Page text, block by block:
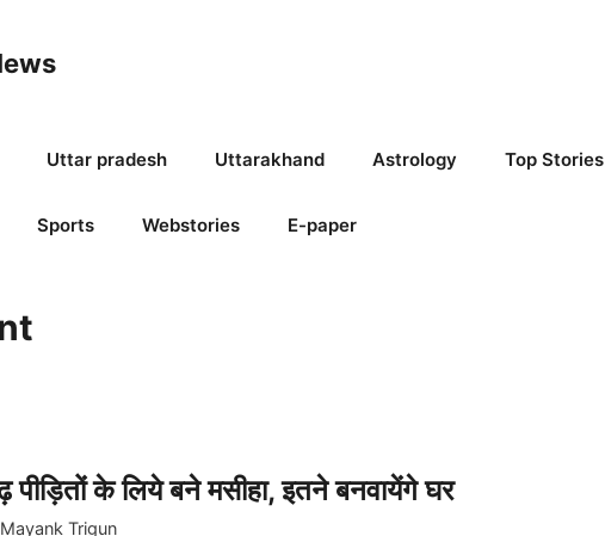
Uttar pradesh Uttarakhand Astrology Top Stories
Sports Webstories E-paper
के लिये बने मसीहा, इतने बनवायेंगे घर
Trigun